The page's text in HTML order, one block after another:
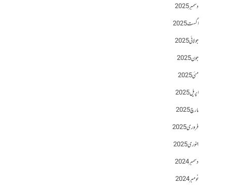
دسمبر 2025
اگست 2025
جولائی 2025
جون 2025
مئی 2025
اپریل 2025
مارچ 2025
فروری 2025
جنوری 2025
دسمبر 2024
نومبر 2024